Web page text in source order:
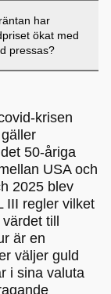
har
ökat med
pressas?
krisen
50-åriga
USA och
2025 blev
III regler vilket
till
är en
väljer guld
i sina valuta